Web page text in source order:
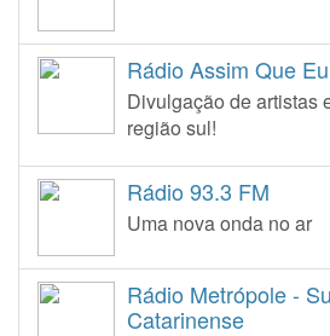
Rádio Assim Que
Divulgação de artistas
região sul!
Rádio 93.3 FM
Uma nova onda no ar
Rádio Metrópole -
Catarinense